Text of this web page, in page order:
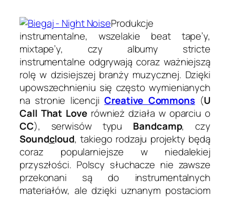
Produkcje
instrumentalne, wszelakie beat tape’y,
mixtape’y, czy albumy stricte
instrumentalne odgrywają coraz ważniejszą
rolę w dzisiejszej branży muzycznej. Dzięki
upowszechnieniu się często wymienianych
na stronie licencjiCreative Commons(U
Call That Loverównież działa w oparciu o
CC), serwisów typu Bandcamp, czy
Soundcloud, takiego rodzaju projekty będą
coraz popularniejsze w niedalekiej
przyszłości. Polscy słuchacze nie zawsze
przekonani są do instrumentalnych
materiałów, ale dzięki uznanym postaciom